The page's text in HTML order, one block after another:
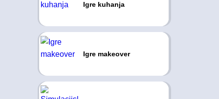
Igre kuhanja
Igre makeover